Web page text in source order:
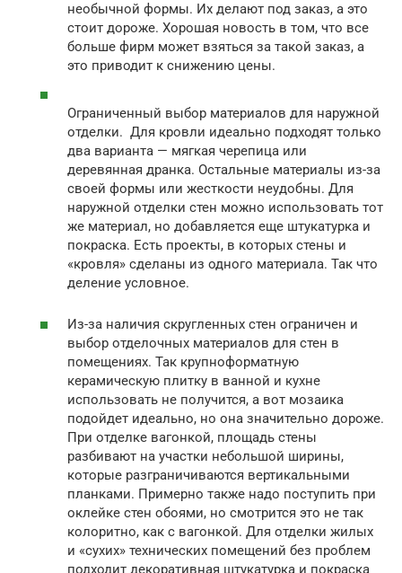
необычной формы. Их делают под заказ, а это
стоит дороже. Хорошая новость в том, что все
больше фирм может взяться за такой заказ, а
это приводит к снижению цены.
Ограниченный выбор материалов для наружной
отделки. Для кровли идеально подходят только
два варианта — мягкая черепица или
деревянная дранка. Остальные материалы из-за
своей формы или жесткости неудобны. Для
наружной отделки стен можно использовать тот
же материал, но добавляется еще штукатурка и
покраска. Есть проекты, в которых стены и
«кровля» сделаны из одного материала. Так что
деление условное.
Из-за наличия скругленных стен ограничен и
выбор отделочных материалов для стен в
помещениях. Так крупноформатную
керамическую плитку в ванной и кухне
использовать не получится, а вот мозаика
подойдет идеально, но она значительно дороже.
При отделке вагонкой, площадь стены
разбивают на участки небольшой ширины,
которые разграничиваются вертикальными
планками. Примерно также надо поступить при
оклейке стен обоями, но смотрится это не так
колоритно, как с вагонкой. Для отделки жилых
и «сухих» технических помещений без проблем
подходит декоративная штукатурка и покраска